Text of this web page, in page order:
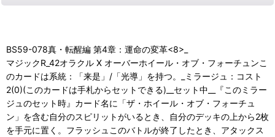
BS59-078真・転醒編 第4章：運命の変革<8>_
マジックR_42オラクル X オーバーホイール・オブ・フォーチュンこ
のカードは系統：「来是」/「光導」を持つ。_ミラージュ：コスト
2(0)(このカードは手札からセットできる)__セット中__『このミラー
ジュのセット時』カード名に「ザ・ホイール・オブ・フォーチュ
ン」を含む自分のスピリットがいるとき、自分のデッキの上から2枚
を手元に置く。フラッシュこのバトルが終了したとき、アタックス